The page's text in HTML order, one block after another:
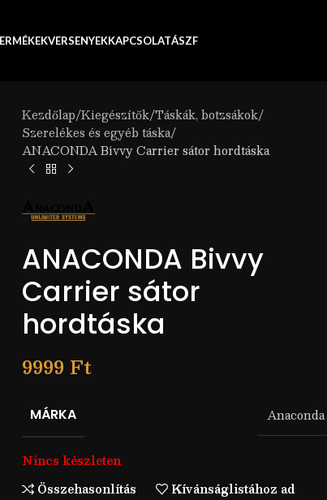
VERSENYEKKAPCSOLATÁSZF
Kezdőlap Kiegészítők Táskák, botzsákok
Szerelékes és egyéb táska
ANACONDA Bivvy Carrier sátor hordtáska
ANACONDA Bivvy
Carrier sátor
hordtáska
9999 Ft
MÁRKA Anaconda
Nincs készleten
Összehasonlítás
Kívánságlistához ad